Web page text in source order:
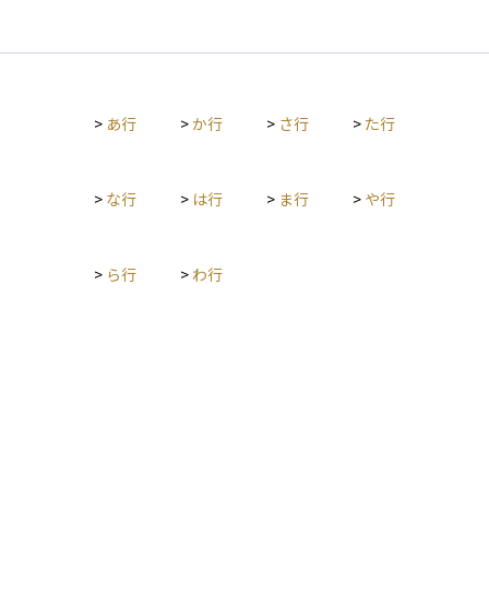
なるまでの生活を支える目的で設けられています。 特に子育て
す。なお、65歳になると老齢年金の受給が始まるため、この加
めるうえでも欠かせない要素です。
> あ行 >か行 > さ行 > た行
> な行 > は行 > ま行 > や行
> ら行 > わ行